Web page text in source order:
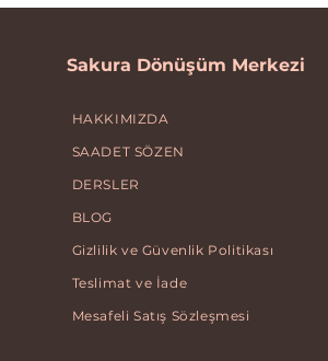
Sakura Dönüşüm Merkezi
HAKKIMIZDA
SAADET SÖZEN
DERSLER
BLOG
Gizlilik ve Güvenlik Politikası
Teslimat ve İade
Mesafeli Satış Sözleşmesi